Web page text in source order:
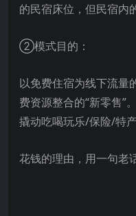
的民宿床位，但民宿内
②模式目的：
以免费住宿为线下流量
费资源整合的“新零售”
撬动吃喝玩乐/保险/特
花钱的理由，用一句老